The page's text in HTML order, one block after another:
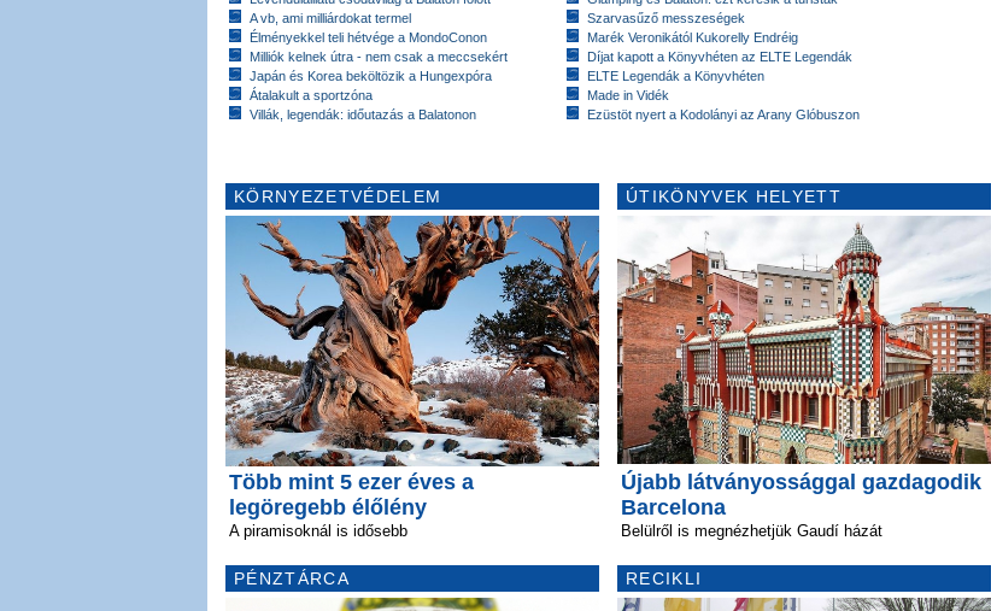
A vb, ami milliárdokat termel
Élményekkel teli hétvége a MondoConon
Milliók kelnek útra - nem csak a meccsekért
Japán és Korea beköltözik a Hungexpóra
Átalakult a sportzóna
Villák, legendák: időutazás a Balatonon
Szarvasűző messzeségek
Marék Veronikától Kukorelly Endréig
Díjat kapott a Könyvhéten az ELTE Legendák
ELTE Legendák a Könyvhéten
Made in Vidék
Ezüstöt nyert a Kodolányi az Arany Glóbuszon
KÖRNYEZETVÉDELEM
Több mint 5 ezer éves a
legöregebb élőlény
A piramisoknál is idősebb
PÉNZTÁRCA
ÚTIKÖNYVEK HELYETT
Újabb látványossággal gazdagodik
Barcelona
Belülről is megnézhetjük Gaudí házát
RECIKLI